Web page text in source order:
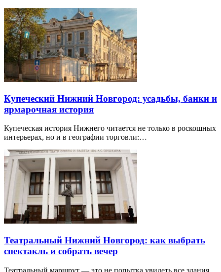
Купеческий Нижний Новгород: усадьбы, банки и
ярмарочная история
Купеческая история Нижнего читается не только в роскошных
интерьерах, но и в географии торговли:…
Театральный Нижний Новгород: как выбрать
спектакль и собрать вечер
Театральный маршрут — это не попытка увидеть все здания